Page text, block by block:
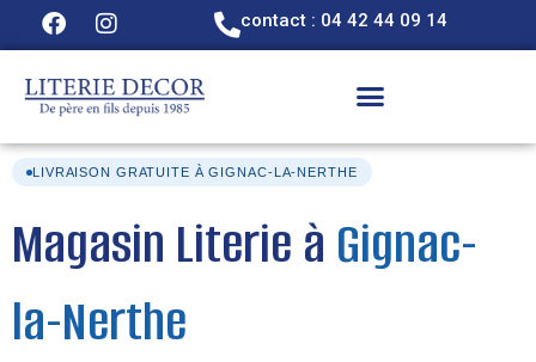
contact : 04 42 44 09 14
LIVRAISON GRATUITE À GIGNAC-LA-NERTHE
Magasin Literie à Gignac-
la-Nerthe